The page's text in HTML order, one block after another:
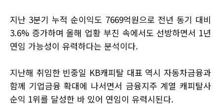
지난 3분기 누적 순이익도 7669억원으로 전년 동기 대비
3.6% 증가하며 올해 업황 부진 속에서도 선방하면서 1년
연임 가능성이 유력하다는 분석이다.
지난해 취임한 빈중일 KB캐피탈 대표 역시 자동차금융과
함께 기업금융 확대에 나서면서 금융지주 계열 캐피탈사
순익 1위를 달성한 바 있어 연임이 유력시된다.